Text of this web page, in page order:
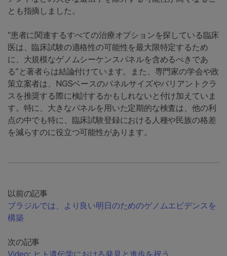
とも指摘しました。
“患者に関連するすべての治療オプションを探している臨床
医は、臨床試験の適格性の可能性を最大限特定するため
に、大規模なゲノムシーケンスパネルを含めるべきであ
る”と著者らは結論付けています。また、専門家の学会や政
策立案者は、NGSベースのパネルサイズやバリアントクラ
スを推奨する際に検討するかもしれないと付け加えていま
す。特に、大きなパネルを用いた定期的な検査は、他の利
点の中でも特に、臨床試験登録における人種や民族の格差
を減らすのに役立つ可能性があります。
以前の記事
ブラジルでは、より良い明日のためのゲノムエビデンスを
構築
次の記事